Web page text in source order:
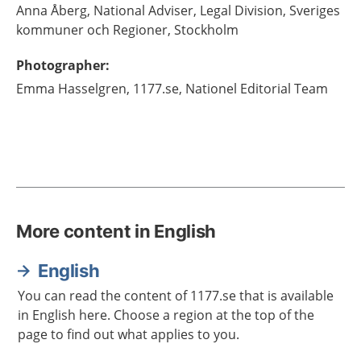
Anna Åberg, National Adviser, Legal Division, Sveriges
kommuner och Regioner, Stockholm
Photographer:
Emma Hasselgren, 1177.se, Nationel Editorial Team
More content in English
English
You can read the content of 1177.se that is available
in English here. Choose a region at the top of the
page to find out what applies to you.